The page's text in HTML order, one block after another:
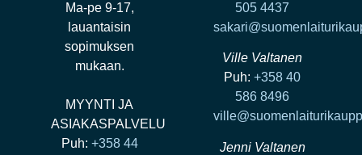
Ma-pe 9-17,
lauantaisin
sopimuksen
mukaan.
MYYNTI JA
ASIAKASPALVELU
Puh: +358 44
505 4437
Ville Valtanen
Puh:+358 40
586 8496
Jenni Valtanen